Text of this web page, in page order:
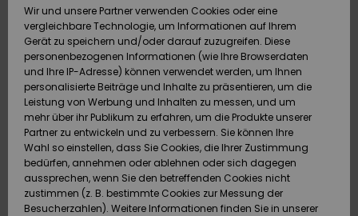
Schuhe&
Flip-Flops
Surf
Snow
Brandneu
Schuhe&
Flip-Flops
Surf
Snow
Brandneu
Highlights
Snow
SURF
Highlights
Community
SNOW
Snow Shop
Damen
Highlights
Community
DOPPELTER
RABATT
Outlet
Frauen
HILFE & KONTAKT
Retouren
Bezahlung
Geschenkkarte
Quiksilver
Freedom
Datenschutz
Wir und unsere Partner verwenden Cookies oder eine
vergleichbare Technologie, um Informationen auf Ihrem
Gerät zu speichern und/oder darauf zuzugreifen. Diese
personenbezogenen Informationen (wie Ihre Browserdaten
und Ihre IP-Adresse) können verwendet werden, um Ihnen
personalisierte Beiträge und Inhalte zu präsentieren, um die
Leistung von Werbung und Inhalten zu messen, und um
mehr über ihr Publikum zu erfahren, um die Produkte unserer
Partner zu entwickeln und zu verbessern. Sie können Ihre
Wahl so einstellen, dass Sie Cookies, die Ihrer Zustimmung
bedürfen, annehmen oder ablehnen oder sich dagegen
aussprechen, wenn Sie den betreffenden Cookies nicht
zustimmen (z. B. bestimmte Cookies zur Messung der
Besucherzahlen). Weitere Informationen finden Sie in unserer